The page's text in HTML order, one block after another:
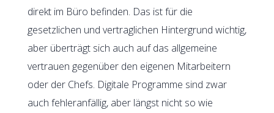
direkt im Büro befinden. Das ist für die
gesetzlichen und vertraglichen Hintergrund wichtig,
aber überträgt sich auch auf das allgemeine
vertrauen gegenüber den eigenen Mitarbeitern
oder der Chefs. Digitale Programme sind zwar
auch fehleranfällig, aber längst nicht so wie